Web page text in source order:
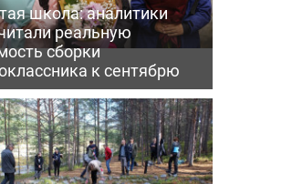
школа: аналитики
реальную
сборки
к сентябрю